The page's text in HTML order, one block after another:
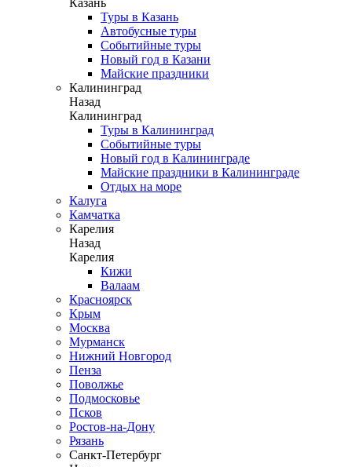
Казань
Туры в Казань
Автобусные туры
Событийные туры
Новый год в Казани
Майские праздники
Калининград
Назад
Калининград
Туры в Калининград
Событийные туры
Новый год в Калининграде
Майские праздники в Калининграде
Отдых на море
Калуга
Камчатка
Карелия
Назад
Карелия
Кижи
Валаам
Красноярск
Крым
Москва
Мурманск
Нижний Новгород
Пенза
Поволжье
Подмосковье
Псков
Ростов-на-Дону
Рязань
Санкт-Петербург